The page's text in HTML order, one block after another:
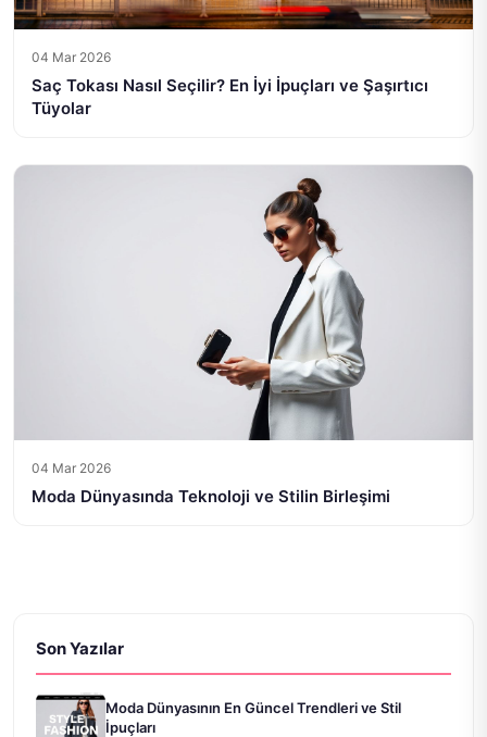
04 Mar 2026
Saç Tokası Nasıl Seçilir? En İyi İpuçları ve Şaşırtıcı
Tüyolar
04 Mar 2026
Moda Dünyasında Teknoloji ve Stilin Birleşimi
Son Yazılar
Moda Dünyasının En Güncel Trendleri ve Stil
İpuçları